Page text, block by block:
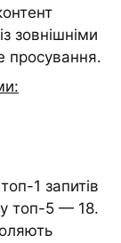
зовнішніми
просування.
1 запитів
топ-5 — 18.